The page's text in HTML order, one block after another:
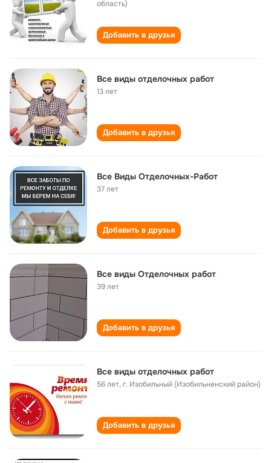
область)
Добавить в друзья
Все виды отделочных работ
13 лет
Добавить в друзья
Все Виды Отделочных-Работ
37 лет
Добавить в друзья
Все виды Отделочных работ
39 лет
Добавить в друзья
Все виды отделочных работ
56 лет,г. Изобильный (Изобильненский район)
Добавить в друзья